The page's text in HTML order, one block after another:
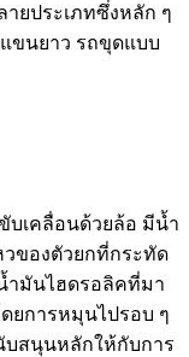
ยประเภทซึ่งหลัก ๆ
ขนยาว รถขุดแบบ
บเคลื่อนด้วยล้อ มีน้ำ
วของตัวยกที่กระทัด
ำมันไฮดรอลิคที่มา
ยการหมุนไปรอบ ๆ
บสนุนหลักให้กับการ